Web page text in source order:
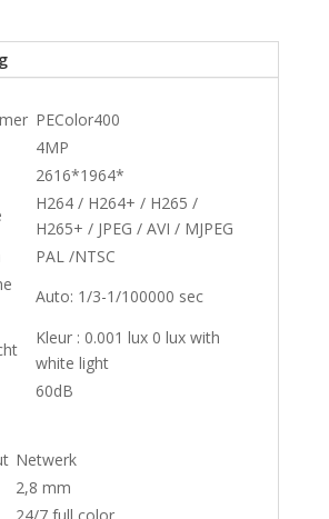
PEColor400
4MP
2616*1964*
H264 / H264+ / H265 /
H265+ / JPEG / AVI / MJPEG
PAL /NTSC
Auto: 1/3-1/100000 sec
Kleur : 0.001 lux 0 lux with
white light
60dB
Netwerk
2,8 mm